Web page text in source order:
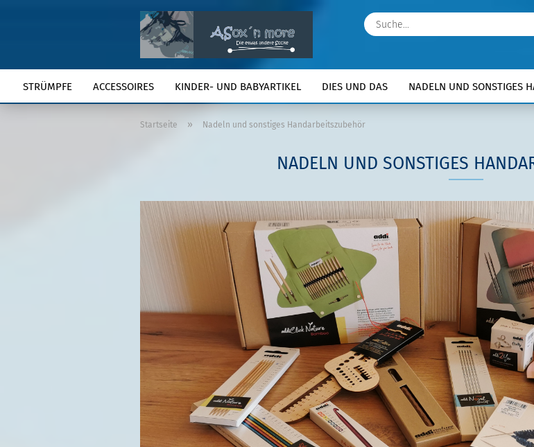
STRÜMPFE ACCESSOIRES KINDER- UND BABYARTIKEL DIES UND DAS NADELN UND SONSTIGES
Startseite » Nadeln und sonstiges Handarbeitszubehör
NADELN UND SONSTIGES